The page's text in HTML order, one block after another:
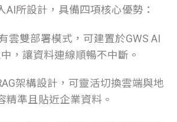
AI所設計，具備四項核心優勢：
雲雙部署模式，可建置於GWS AI
，讓資料連線順暢不中斷。
架構設計，可靈活切換雲端與地
精準且貼近企業資料。